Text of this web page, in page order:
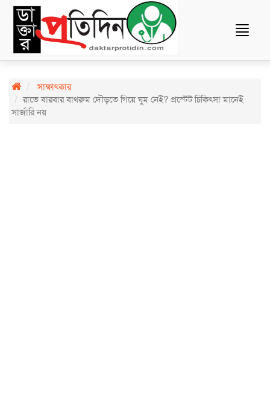
Toggle
সাক্ষাৎকার
রাতে বারবার বাথরুম দৌড়তে গিয়ে ঘুম নেই? প্রস্টেট চিকিৎসা মানেই
সার্জারি নয়